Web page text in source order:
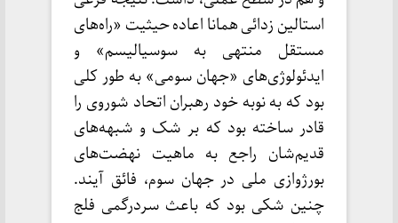
استالین زدائی همانا اعاده حیثیت «راه‌های
مستقل منتهی به سوسیالیسم» و
ایدئولوژی‌های «جهان سومی» به طور کلی
بود که به نوبه خود رهبران اتحاد شوروی را
قادر ساخته بود که بر شک و شبهه‌های
قدیم‌شان راجع به ماهیت نهضت‌های
بورژوازی ملی در جهان سوم، فائق آیند.
چنین شکی بود که باعث سردرگمی فلج